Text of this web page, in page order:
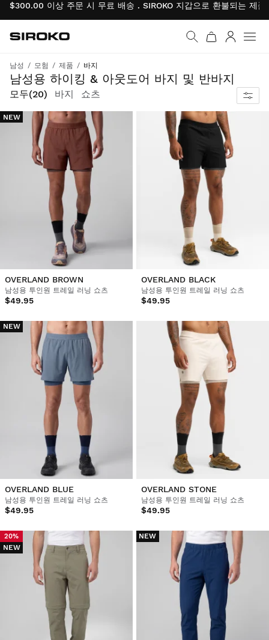
$300.00 이상 주문 시 무료 배송 . SIROKO 지갑으로 환불되는 제
홈페이지로 이동
Siroko.com
남성 모험 제품 바지
남성용 하이킹 & 아웃도어 바지 및 반바지
무한한 모험을 위한 디자인: 모든 지형에서 내구성과 편안함을 제공합니다.
모두(20) 바지 쇼츠
NEW
OVERLAND BROWN
남성용 투인원 트레일 러닝 쇼츠
$49.95
OVERLAND BLACK
남성용 투인원 트레일 러닝 쇼츠
$49.95
NEW
OVERLAND BLUE
남성용 투인원 트레일 러닝 쇼츠
$49.95
OVERLAND STONE
남성용 투인원 트레일 러닝 쇼츠
$49.95
20%
NEW
NEW